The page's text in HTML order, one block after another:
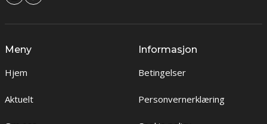
Meny
Hjem
Aktuelt
Informasjon
Betingelser
Personvernerklæring